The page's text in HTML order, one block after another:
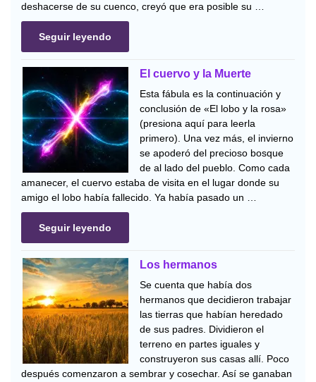
deshacerse de su cuenco, creyó que era posible su …
Seguir leyendo
El cuervo y la Muerte
Esta fábula es la continuación y
conclusión de «El lobo y la rosa»
(presiona aquí para leerla
primero). Una vez más, el invierno
se apoderó del precioso bosque
de al lado del pueblo. Como cada
amanecer, el cuervo estaba de visita en el lugar donde su
amigo el lobo había fallecido. Ya había pasado un …
Seguir leyendo
Los hermanos
Se cuenta que había dos
hermanos que decidieron trabajar
las tierras que habían heredado
de sus padres. Dividieron el
terreno en partes iguales y
construyeron sus casas allí. Poco
después comenzaron a sembrar y cosechar. Así se ganaban